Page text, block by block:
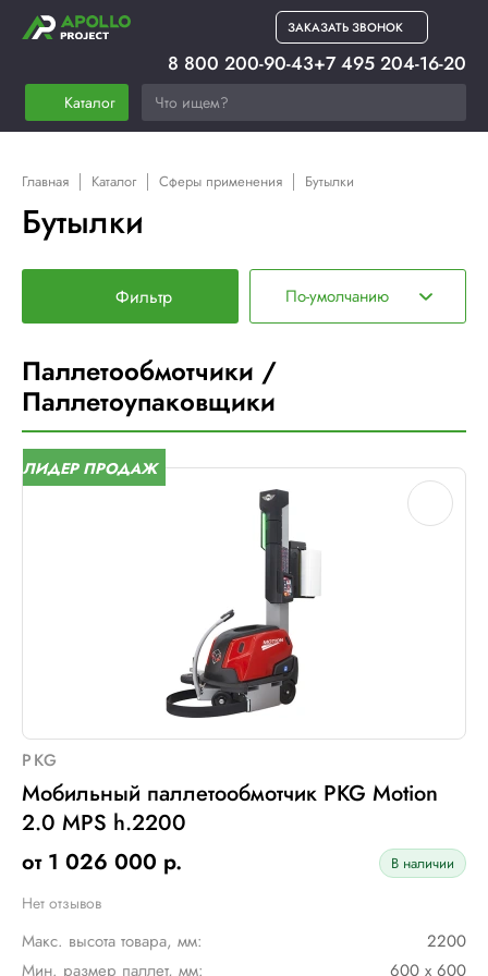
ЗАКАЗАТЬ ЗВОНОК
Каталог
8 800 200-90-43+7 495 204-16-20
Главная Каталог Сферы применения Бутылки
Бутылки
Фильтр По-умолчанию
Паллетообмотчики /
Паллетоупаковщики
ЛИДЕР ПРОДАЖ
PKG
Мобильный паллетообмотчик PKG Motion
2.0 MPS h.2200
от 1 026 000 р.
В наличии
Нет отзывов
Макс. высота товара, мм:
2200
Мин. размер паллет, мм:
600 х 600